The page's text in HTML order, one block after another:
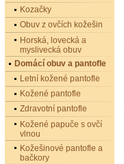
Kozačky
Obuv z ovčích kožešin
Horská, lovecká a
myslivecká obuv
Domácí obuv a pantofle
Letní kožené pantofle
Kožené pantofle
Zdravotní pantofle
Kožené papuče s ovčí
vlnou
Kožešinové pantofle a
bačkory